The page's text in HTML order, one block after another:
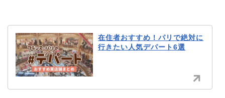
在住者おすすめ！パリで絶対に
行きたい人気デパート6選